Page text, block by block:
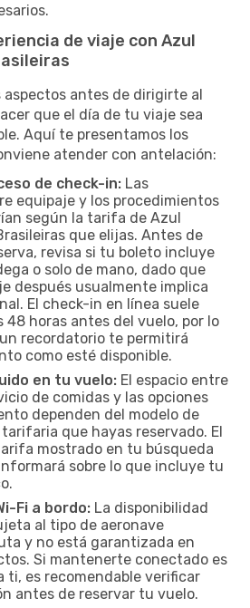
de viaje con Azul
antes de dirigirte al
que el día de tu viaje sea
Aquí te presentamos los
atender con antelación:
de check-in: Las
equipaje y los procedimientos
según la tarifa de Azul
que elijas. Antes de
revisa si tu boleto incluye
o solo de mano, dado que
después usualmente implica
El check-in en línea suele
48 horas antes del vuelo, por lo
recordatorio te permitirá
como esté disponible.
en tu vuelo: El espacio entre
de comidas y las opciones
dependen del modelo de
que hayas reservado. El
mostrado en tu búsqueda
sobre lo que incluye tu
Fi a bordo: La disponibilidad
al tipo de aeronave
y no está garantizada en
Si mantenerte conectado es
ti, es recomendable verificar
antes de reservar tu vuelo.